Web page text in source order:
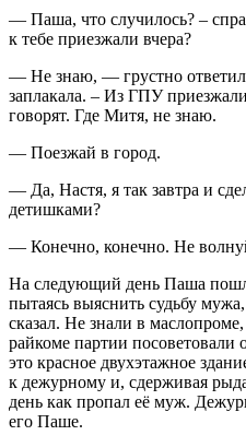
— Паша, что случилось? –
к тебе приезжали вчера?
— Не знаю, — грустно
заплакала. – Из ГПУ
говорят. Где Митя, не знаю.
— Поезжай в город.
— Да, Настя, я так завтра и
детишками?
— Конечно, конечно. Не
На следующий день Паша
пытаясь выяснить судьбу
сказал. Не знали в
райкоме партии
это красное двухэтажное
к дежурному и, сдерживая
день как пропал её муж.
его Паше.